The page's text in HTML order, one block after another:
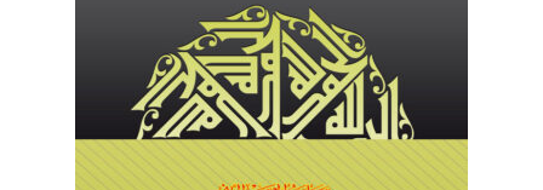
حساب کاربری من